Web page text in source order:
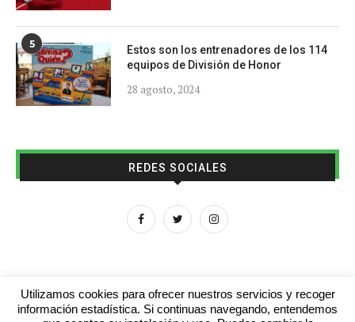
5
Estos son los entrenadores de los 114
equipos de División de Honor
28 agosto, 2024
REDES SOCIALES
Utilizamos cookies para ofrecer nuestros servicios y recoger
información estadística. Si continuas navegando, entendemos